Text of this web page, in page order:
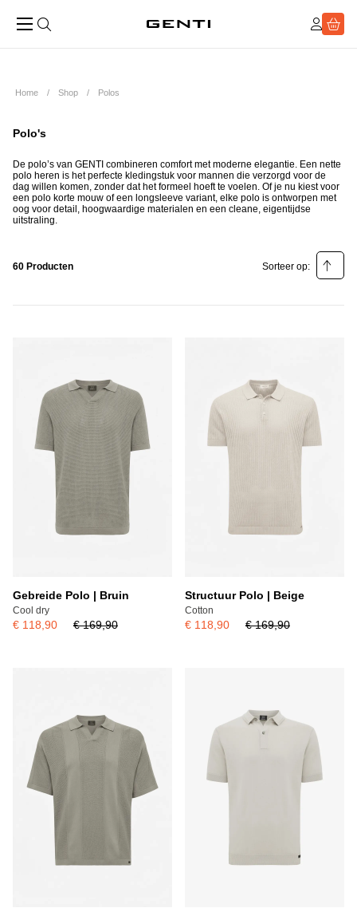
Home Shop Polos
Polo's
De polo’s van GENTI combineren comfort met moderne elegantie. Een nette
polo heren is het perfecte kledingstuk voor mannen die verzorgd voor de
dag willen komen, zonder dat het formeel hoeft te voelen. Of je nu kiest voor
een polo korte mouw of een longsleeve variant, elke polo is ontworpen met
oog voor detail, hoogwaardige materialen en een cleane, eigentijdse
uitstraling.
60 Producten Sorteer op:
Populariteit hoog - laag
Gebreide Polo | Bruin
Cool dry
€ 118,90 € 169,90
Structuur Polo | Beige
Cotton
€ 118,90 € 169,90